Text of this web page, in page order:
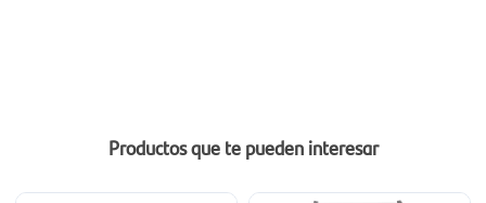
Productos que te pueden interesar